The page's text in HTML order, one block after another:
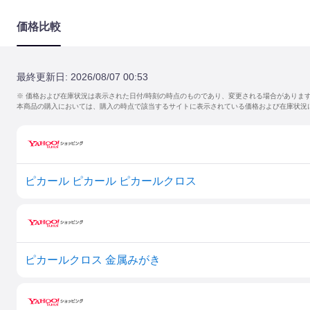
価格比較
最終更新日: 2026/08/07 00:53
※ 価格および在庫状況は表示された日付/時刻の時点のものであり、変更される場合があります
本商品の購入においては、購入の時点で該当するサイトに表示されている価格および在庫状況
ピカール ピカール ピカールクロス
ピカールクロス 金属みがき